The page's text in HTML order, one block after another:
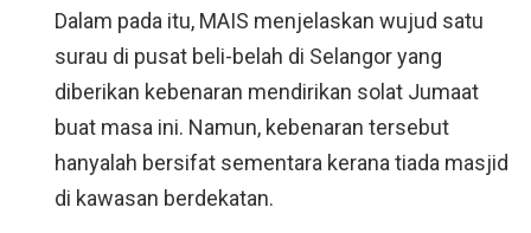
Dalam pada itu, MAIS menjelaskan wujud satu
surau di pusat beli-belah di Selangor yang
diberikan kebenaran mendirikan solat Jumaat
buat masa ini. Namun, kebenaran tersebut
hanyalah bersifat sementara kerana tiada masjid
di kawasan berdekatan.